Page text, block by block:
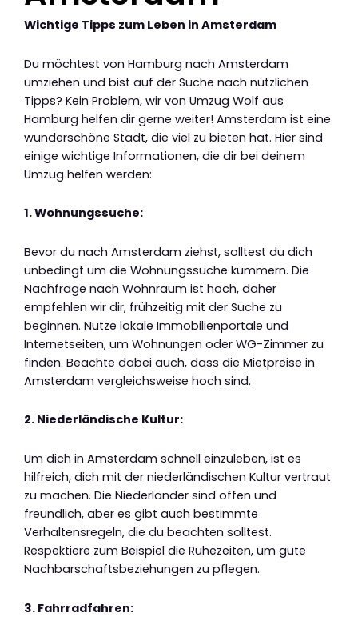
Wichtige Tipps zum Leben in Amsterdam
Du möchtest von Hamburg nach Amsterdam
umziehen und bist auf der Suche nach nützlichen
Tipps? Kein Problem, wir von Umzug Wolf aus
Hamburg helfen dir gerne weiter! Amsterdam ist eine
wunderschöne Stadt, die viel zu bieten hat. Hier sind
einige wichtige Informationen, die dir bei deinem
Umzug helfen werden:
1. Wohnungssuche:
Bevor du nach Amsterdam ziehst, solltest du dich
unbedingt um die Wohnungssuche kümmern. Die
Nachfrage nach Wohnraum ist hoch, daher
empfehlen wir dir, frühzeitig mit der Suche zu
beginnen. Nutze lokale Immobilienportale und
Internetseiten, um Wohnungen oder WG-Zimmer zu
finden. Beachte dabei auch, dass die Mietpreise in
Amsterdam vergleichsweise hoch sind.
2. Niederländische Kultur:
Um dich in Amsterdam schnell einzuleben, ist es
hilfreich, dich mit der niederländischen Kultur vertraut
zu machen. Die Niederländer sind offen und
freundlich, aber es gibt auch bestimmte
Verhaltensregeln, die du beachten solltest.
Respektiere zum Beispiel die Ruhezeiten, um gute
Nachbarschaftsbeziehungen zu pflegen.
3. Fahrradfahren: